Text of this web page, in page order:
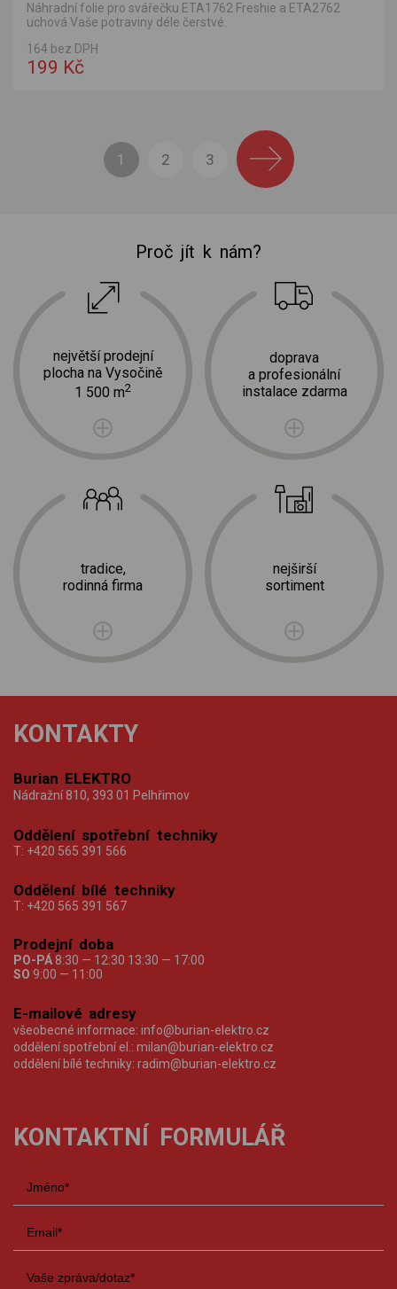
Náhradní folie pro svářečku ETA1762 Freshie a ETA2762
uchová Vaše potraviny déle čerstvé.
164 bez DPH
199 Kč
1 2 3
Proč jít k nám?
největší prodejní
plocha na Vysočině
1 500 m2
tradice,
rodinná firma
doprava
a profesionální
instalace zdarma
nejširší
sortiment
KONTAKTY
Burian ELEKTRO
Nádražní 810, 393 01 Pelhřimov
Oddělení spotřební techniky
T: +420 565 391 566
Oddělení bílé techniky
T: +420 565 391 567
Prodejní doba
PO-PÁ 8:30 — 12:30 13:30 — 17:00
SO 9:00 — 11:00
E-mailové adresy
všeobecné informace: info@burian-elektro.cz
oddělení spotřební el.: milan@burian-elektro.cz
oddělení bílé techniky: radim@burian-elektro.cz
KONTAKTNÍ FORMULÁŘ